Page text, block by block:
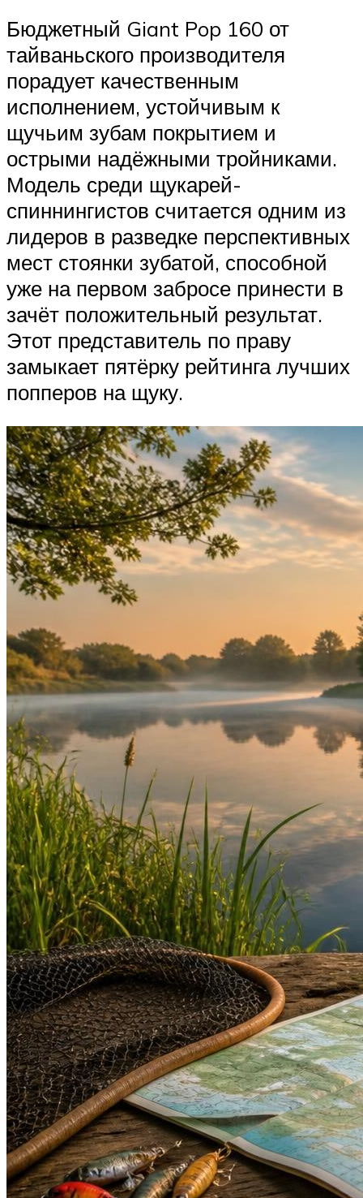
Бюджетный Giant Pop 160 от
тайваньского производителя
порадует качественным
исполнением, устойчивым к
щучьим зубам покрытием и
острыми надёжными тройниками.
Модель среди щукарей-
спиннингистов считается одним из
лидеров в разведке перспективных
мест стоянки зубатой, способной
уже на первом забросе принести в
зачёт положительный результат.
Этот представитель по праву
замыкает пятёрку рейтинга лучших
попперов на щуку.